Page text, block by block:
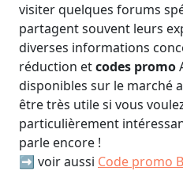
visiter quelques forums
partagent souvent leurs
diverses informations
réduction etcodes promo
disponibles sur le marché
être très utile si vous
particulièrement
parle encore !
➡️ voir aussi Code promo